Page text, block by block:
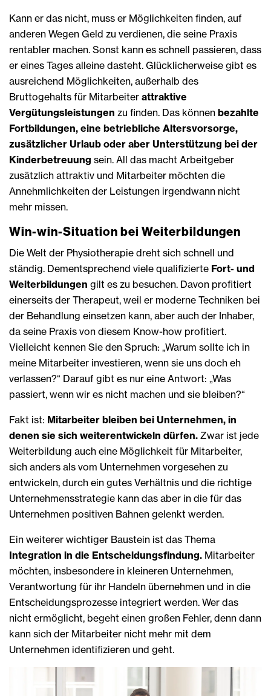
Kann er das nicht, muss er Möglichkeiten finden, auf
anderen Wegen Geld zu verdienen, die seine Praxis
rentabler machen. Sonst kann es schnell passieren, dass
er eines Tages alleine dasteht. Glücklicherweise gibt es
ausreichend Möglichkeiten, außerhalb des
Bruttogehalts für Mitarbeiter attraktive
Vergütungsleistungen zu finden. Das können bezahlte
Fortbildungen, eine betriebliche Altersvorsorge,
zusätzlicher Urlaub oder aber Unterstützung bei der
Kinderbetreuung sein. All das macht Arbeitgeber
zusätzlich attraktiv und Mitarbeiter möchten die
Annehmlichkeiten der Leistungen irgendwann nicht
mehr missen.
Win-win-Situation bei Weiterbildungen
Die Welt der Physiotherapie dreht sich schnell und
ständig. Dementsprechend viele qualifizierte Fort- und
Weiterbildungen gilt es zu besuchen. Davon profitiert
einerseits der Therapeut, weil er moderne Techniken bei
der Behandlung einsetzen kann, aber auch der Inhaber,
da seine Praxis von diesem Know-how profitiert.
Vielleicht kennen Sie den Spruch: „Warum sollte ich in
meine Mitarbeiter investieren, wenn sie uns doch eh
verlassen?“ Darauf gibt es nur eine Antwort: „Was
passiert, wenn wir es nicht machen und sie bleiben?“
Fakt ist: Mitarbeiter bleiben bei Unternehmen, in
denen sie sich weiterentwickeln dürfen. Zwar ist jede
Weiterbildung auch eine Möglichkeit für Mitarbeiter,
sich anders als vom Unternehmen vorgesehen zu
entwickeln, durch ein gutes Verhältnis und die richtige
Unternehmensstrategie kann das aber in die für das
Unternehmen positiven Bahnen gelenkt werden.
Ein weiterer wichtiger Baustein ist das Thema
Integration in die Entscheidungsfindung. Mitarbeiter
möchten, insbesondere in kleineren Unternehmen,
Verantwortung für ihr Handeln übernehmen und in die
Entscheidungsprozesse integriert werden. Wer das
nicht ermöglicht, begeht einen großen Fehler, denn dann
kann sich der Mitarbeiter nicht mehr mit dem
Unternehmen identifizieren und geht.